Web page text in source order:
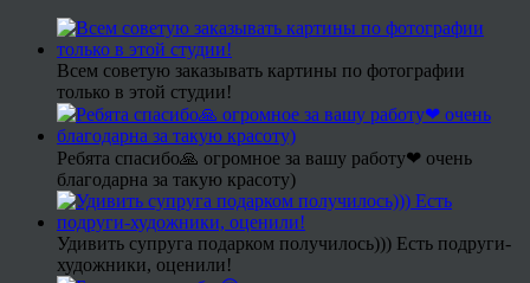
Всем советую заказывать картины по фотографии
только в этой студии!
Ребята спасибо🙏 огромное за вашу работу❤ очень
благодарна за такую красоту)
Удивить супруга подарком получилось))) Есть подруги-
художники, оценили!